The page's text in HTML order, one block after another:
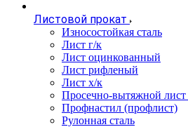
Листовой прокат
Износостойкая сталь
Лист г/к
Лист оцинкованный
Лист рифленый
Лист х/к
Просечно-вытяжной
Профнастил (профлист)
Рулонная сталь